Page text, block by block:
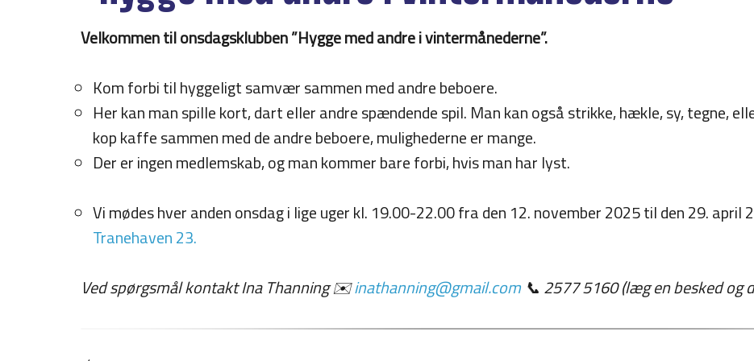
Velkommen til onsdagsklubben ”Hygge med andre i vintermånederne”.
Kom forbi til hyggeligt samvær sammen med andre beboere.
Her kan man spille kort, dart eller andre spændende spil. Man kan også strikke, hækle, sy, tegne,
kop kaffe sammen med de andre beboere, mulighederne er mange.
Der er ingen medlemskab, og man kommer bare forbi, hvis man har lyst.
Vi mødes hver anden onsdag i lige uger kl. 19.00-22.00 fra den 12. november 2025 til den 29. april
Tranehaven 23.
Ved spørgsmål kontakt Ina Thanning ✉️inathanning@gmail.com 📞 2577 5160 (læg en besked